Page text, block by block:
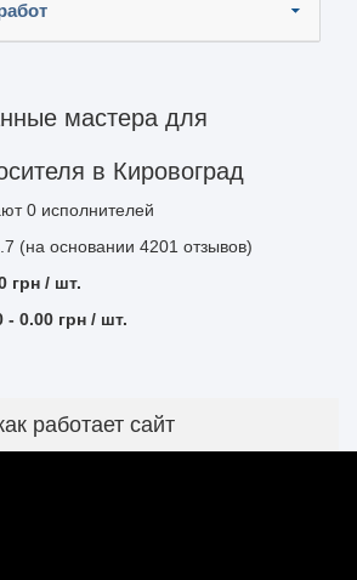
мастера для
в Кировоград
0 исполнителей
(на основании 4201 отзывов)
грн / шт.
- 0.00 грн / шт.
работает сайт